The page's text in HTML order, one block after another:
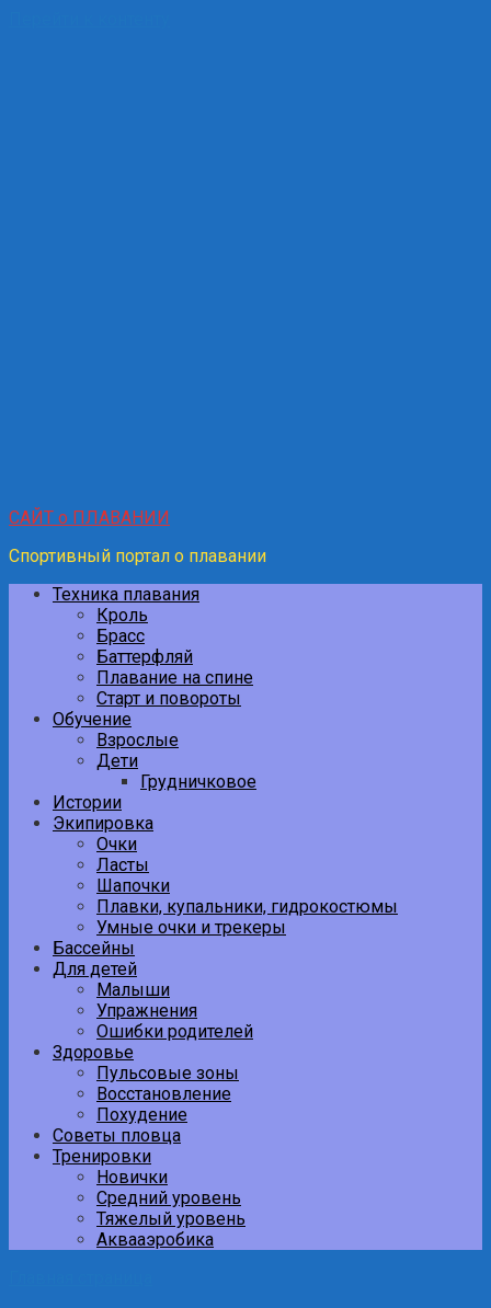
САЙТ о ПЛАВАНИИ
Спортивный портал о плавании
Техника плавания
Кроль
Брасс
Баттерфляй
Плавание на спине
Старт и повороты
Обучение
Взрослые
Дети
Грудничковое
Истории
Экипировка
Очки
Ласты
Шапочки
Плавки, купальники, гидрокостюмы
Умные очки и трекеры
Бассейны
Для детей
Малыши
Упражнения
Ошибки родителей
Здоровье
Пульсовые зоны
Восстановление
Похудение
Советы пловца
Тренировки
Новички
Средний уровень
Тяжелый уровень
Аквааэробика